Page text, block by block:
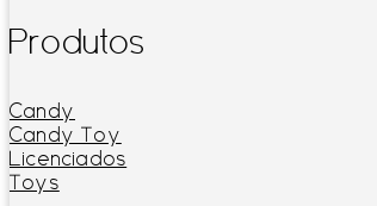
Produtos
Candy
Candy Toy
Licenciados
Toys